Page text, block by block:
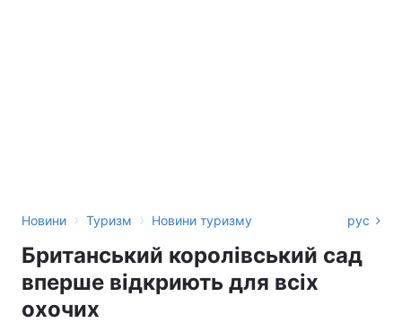
Новини › Туризм › Новини туризму рус
Британський королівський сад
вперше відкриють для всіх
охочих